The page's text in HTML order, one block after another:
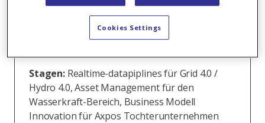
Hintergrund:MSc in Electrical Engineering an
Stagen:Realtime-datapiplines für Grid 4.0 /
Hydro 4.0, Asset Management für den
Wasserkraft-Bereich, Business Modell
Innovation für Axpos Tochterunternehmen
Cookies Settings